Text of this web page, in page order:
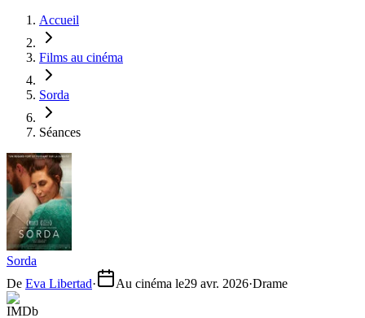
Accueil
Films au cinéma
Sorda
Séances
Sorda
De Eva Libertad· Au cinéma le29 avr. 2026·Drame